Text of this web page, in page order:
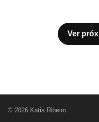
Ver
© 2026 Katia Ribeiro